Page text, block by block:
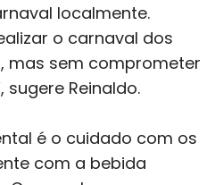
localmente.
o carnaval dos
mas sem comprometer
Reinaldo.
é o cuidado com os
com a bebida